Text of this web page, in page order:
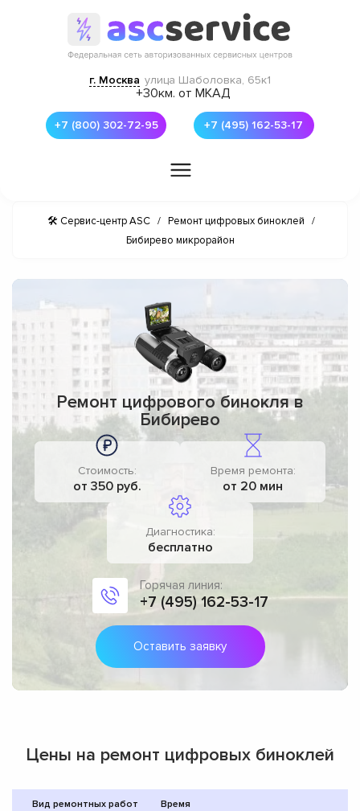
г. Москва улица Шаболовка, 65к1
+30км. от МКАД
+7 (800) 302-72-95 +7 (495) 162-53-17
🛠 Сервис-центр ASC / Ремонт цифровых биноклей
/
Бибирево микрорайон
Ремонт цифрового бинокля в
Бибирево
Стоимость:
от 350 руб.
Время ремонта:
от 20 мин
Диагностика:
бесплатно
Горячая линия:
+7 (495) 162-53-17
Оставить заявку
Цены на ремонт цифровых биноклей
Вид ремонтных работ Время